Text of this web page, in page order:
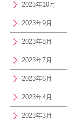
2023年10月
2023年9月
2023年8月
2023年7月
2023年6月
2023年4月
2023年3月